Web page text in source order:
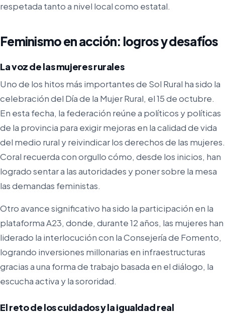
respetada tanto a nivel local como estatal.
Feminismo en acción: logros y desafíos
La voz de las mujeres rurales
Uno de los hitos más importantes de Sol Rural ha sido la
celebración del Día de la Mujer Rural, el 15 de octubre.
En esta fecha, la federación reúne a políticos y políticas
de la provincia para exigir mejoras en la calidad de vida
del medio rural y reivindicar los derechos de las mujeres.
Coral recuerda con orgullo cómo, desde los inicios, han
logrado sentar a las autoridades y poner sobre la mesa
las demandas feministas.
Otro avance significativo ha sido la participación en la
plataforma A23, donde, durante 12 años, las mujeres han
liderado la interlocución con la Consejería de Fomento,
logrando inversiones millonarias en infraestructuras
gracias a una forma de trabajo basada en el diálogo, la
escucha activa y la sororidad.
El reto de los cuidados y la igualdad real